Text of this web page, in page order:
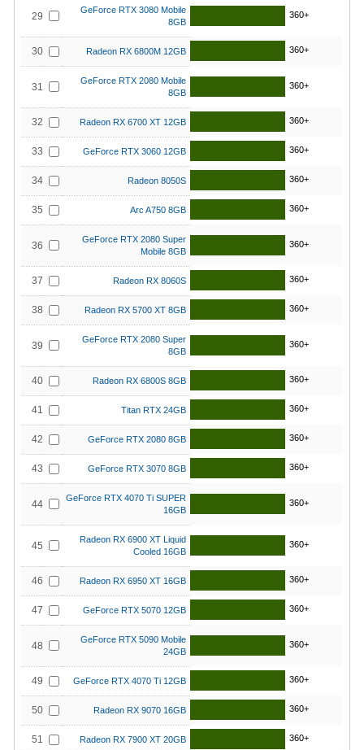
29
GeForce RTX 3080 Mobile
8GB
360+
30 Radeon RX 6800M 12GB 360+
31
GeForce RTX 2080 Mobile
8GB
360+
32 Radeon RX 6700 XT 12GB 360+
33 GeForce RTX 3060 12GB 360+
34 Radeon 8050S 360+
35 Arc A750 8GB 360+
36
GeForce RTX 2080 Super
Mobile 8GB
360+
37 Radeon RX 8060S 360+
38 Radeon RX 5700 XT 8GB 360+
39
GeForce RTX 2080 Super
8GB
360+
40 Radeon RX 6800S 8GB 360+
41 Titan RTX 24GB 360+
42 GeForce RTX 2080 8GB 360+
43 GeForce RTX 3070 8GB 360+
44
GeForce RTX 4070 Ti SUPER
16GB
360+
45
Radeon RX 6900 XT Liquid
Cooled 16GB
360+
46 Radeon RX 6950 XT 16GB 360+
47 GeForce RTX 5070 12GB 360+
48
GeForce RTX 5090 Mobile
24GB
360+
49 GeForce RTX 4070 Ti 12GB 360+
50 Radeon RX 9070 16GB 360+
51 Radeon RX 7900 XT 20GB 360+